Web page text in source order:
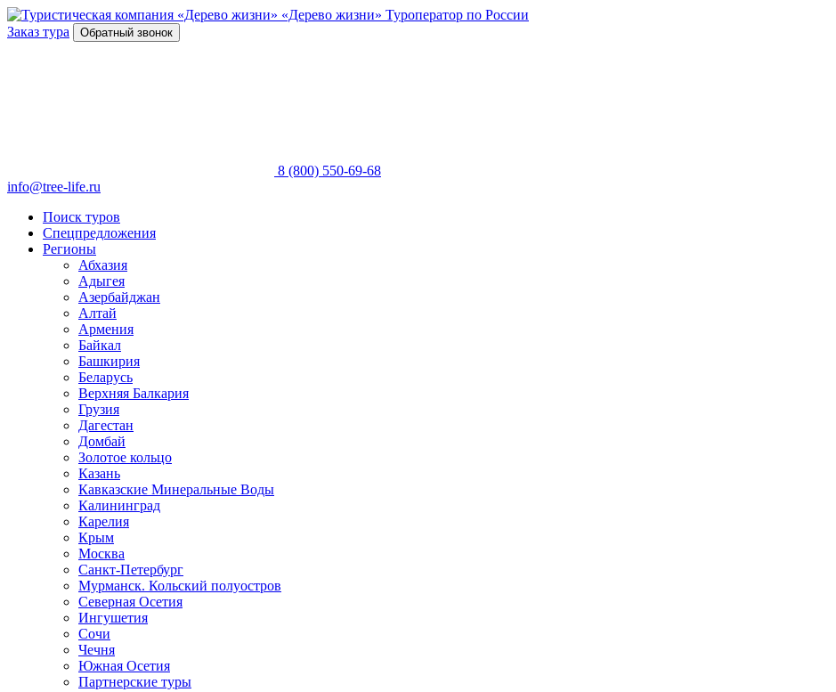
«Дерево жизни» Туроператор по России
Заказ тура
Обратный звонок
8 (800) 550-69-68
info@tree-life.ru
Поиск туров
Спецпредложения
Регионы
Абхазия
Адыгея
Азербайджан
Алтай
Армения
Байкал
Башкирия
Беларусь
Верхняя Балкария
Грузия
Дагестан
Домбай
Золотое кольцо
Казань
Кавказские Минеральные Воды
Калининград
Карелия
Крым
Москва
Санкт-Петербург
Мурманск. Кольский полуостров
Северная Осетия
Ингушетия
Сочи
Чечня
Южная Осетия
Партнерские туры